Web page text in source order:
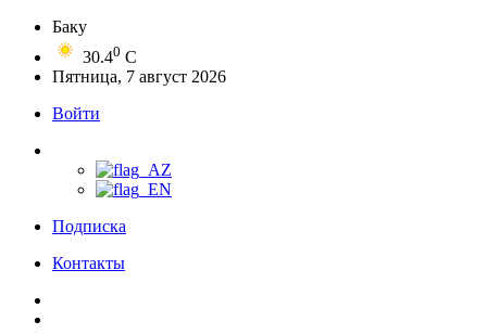
Баку
30.40 C
Пятница, 7 август 2026
Войти
Подписка
Контакты